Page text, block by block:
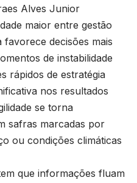
Alves Junior
maior entre gestão
decisões mais
de instabilidade
rápidos de estratégia
nos resultados
se torna
safras marcadas por
ou condições climáticas
que informações fluam